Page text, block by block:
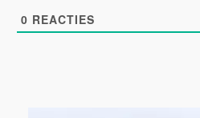
0 REACTIES